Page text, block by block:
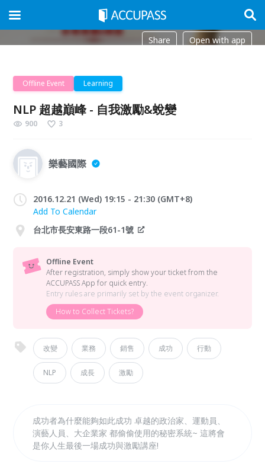
Share Open with app
Offline Event Learning
NLP 超越巔峰 - 自我激勵&蛻變
900 3
樂藝國際
2016.12.21 (Wed) 19:15 - 21:30 (GMT+8)
Add To Calendar
台北市長安東路一段61-1號
Offline Event
After registration, simply show your ticket from the
ACCUPASS App for quick entry.
Entry rules are primarily set by the event organizer.
How to Collect Tickets?
改變 業務 銷售 成功 行動
NLP 成長 激勵
成功者為什麼能夠如此成功 卓越的政治家、運動員、
演藝人員、大企業家 都偷偷使用的秘密系統~ 這將會
是你人生最後一場成功與激勵講座!